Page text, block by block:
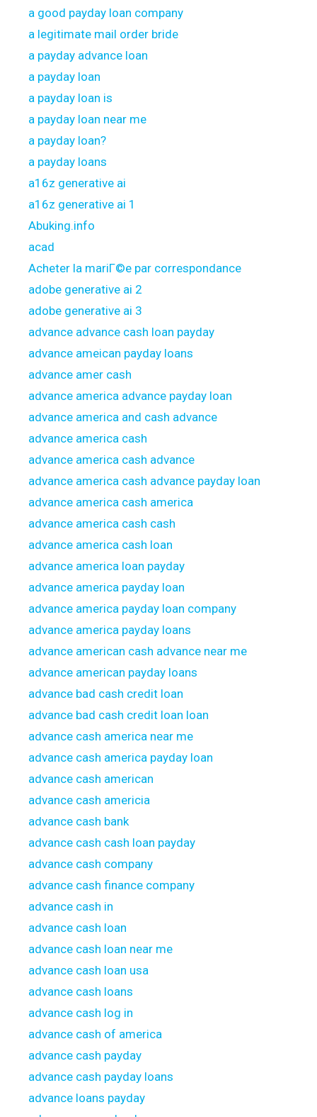
a good payday loan company
a legitimate mail order bride
a payday advance loan
a payday loan
a payday loan is
a payday loan near me
a payday loan?
a payday loans
a16z generative ai
a16z generative ai 1
Abuking.info
acad
Acheter la mariГ©e par correspondance
adobe generative ai 2
adobe generative ai 3
advance advance cash loan payday
advance ameican payday loans
advance amer cash
advance america advance payday loan
advance america and cash advance
advance america cash
advance america cash advance
advance america cash advance payday loan
advance america cash america
advance america cash cash
advance america cash loan
advance america loan payday
advance america payday loan
advance america payday loan company
advance america payday loans
advance american cash advance near me
advance american payday loans
advance bad cash credit loan
advance bad cash credit loan loan
advance cash america near me
advance cash america payday loan
advance cash american
advance cash americia
advance cash bank
advance cash cash loan payday
advance cash company
advance cash finance company
advance cash in
advance cash loan
advance cash loan near me
advance cash loan usa
advance cash loans
advance cash log in
advance cash of america
advance cash payday
advance cash payday loans
advance loans payday